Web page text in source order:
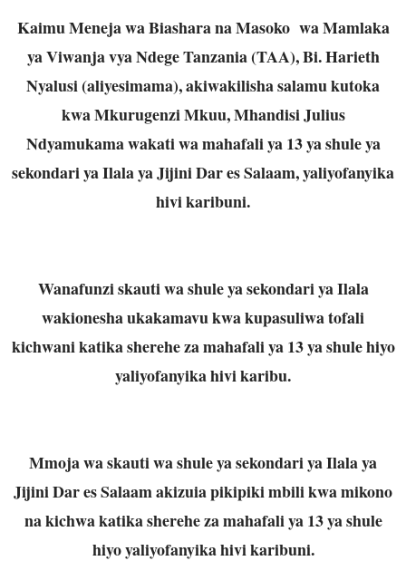
Kaimu Meneja wa Biashara na Masoko wa Mamlaka
ya Viwanja vya Ndege Tanzania (TAA), Bi. Harieth
Nyalusi (aliyesimama), akiwakilisha salamu kutoka
kwa Mkurugenzi Mkuu, Mhandisi Julius
Ndyamukama wakati wa mahafali ya 13 ya shule ya
sekondari ya Ilala ya Jijini Dar es Salaam, yaliyofanyika
hivi karibuni.
Wanafunzi skauti wa shule ya sekondari ya Ilala
wakionesha ukakamavu kwa kupasuliwa tofali
kichwani katika sherehe za mahafali ya 13 ya shule hiyo
yaliyofanyika hivi karibu.
Mmoja wa skauti wa shule ya sekondari ya Ilala ya
Jijini Dar es Salaam akizuia pikipiki mbili kwa mikono
na kichwa katika sherehe za mahafali ya 13 ya shule
hiyo yaliyofanyika hivi karibuni.